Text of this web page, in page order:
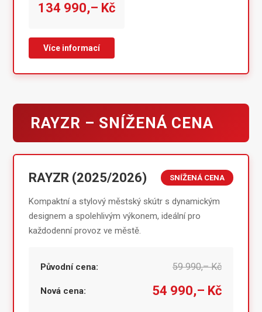
134 990,– Kč
Více informací
RAYZR – SNÍŽENÁ CENA
RAYZR (2025/2026) SNÍŽENÁ CENA
Kompaktní a stylový městský skútr s dynamickým
designem a spolehlivým výkonem, ideální pro
každodenní provoz ve městě.
Původní cena: 59 990,– Kč
Nová cena: 54 990,– Kč